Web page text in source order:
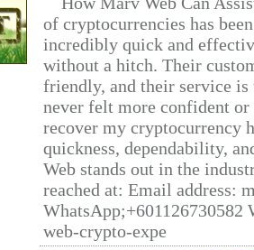
of cryptocurrencies has
incredibly quick and
without a hitch. Their
friendly, and their service
never felt more confident
recover my cryptocurrency
quickness, dependability,
Web stands out in the
reached at: Email address:
web-crypto-expe